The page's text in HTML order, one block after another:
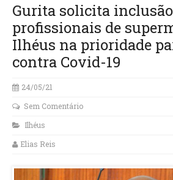
Gurita solicita
profissionais de
Ilhéus na prioridade
contra Covid-19
24/05/21
Sem Comentário
Ilhéus
Elias Reis